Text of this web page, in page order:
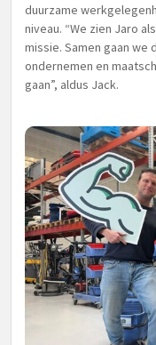
duurzame
niveau. “We zien Jaro
missie. Samen gaan
ondernemen en
gaan”, aldus Jack.